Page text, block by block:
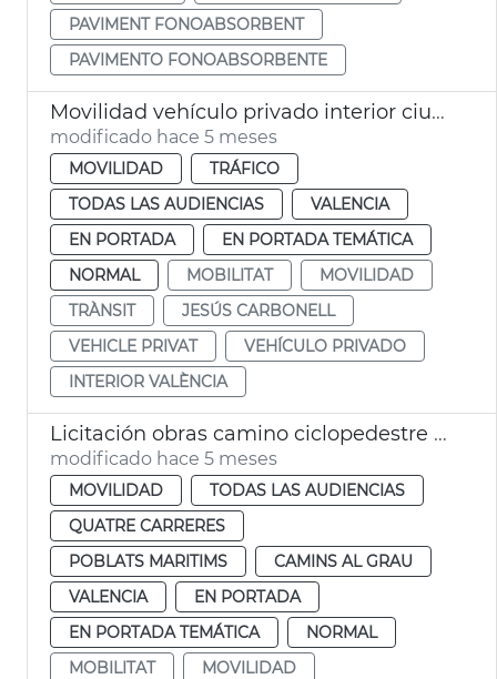
PAVIMENT FONOABSORBENT
PAVIMENTO FONOABSORBENTE
Movilidad vehículo privado interior ciudad València madriguera 4%
modificado hace 5 meses
MOVILIDAD
TRÁFICO
TODAS LAS AUDIENCIAS
VALENCIA
EN PORTADA
EN PORTADA TEMÁTICA
NORMAL
MOBILITAT
MOVILIDAD
TRÀNSIT
JESÚS CARBONELL
VEHICLE PRIVAT
VEHÍCULO PRIVADO
INTERIOR VALÈNCIA
Licitación obras camino ciclopedestre Jardín Túria València
modificado hace 5 meses
MOVILIDAD
TODAS LAS AUDIENCIAS
QUATRE CARRERES
POBLATS MARITIMS
CAMINS AL GRAU
VALENCIA
EN PORTADA
EN PORTADA TEMÁTICA
NORMAL
MOBILITAT
MOVILIDAD